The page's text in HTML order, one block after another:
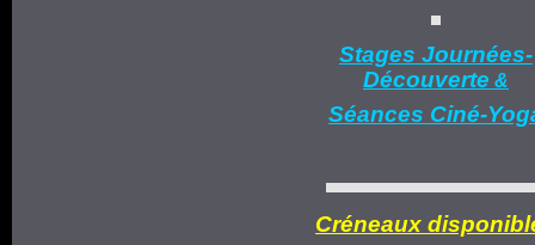
Stages Journées-
Découverte &
Séances Ciné-
Créneaux